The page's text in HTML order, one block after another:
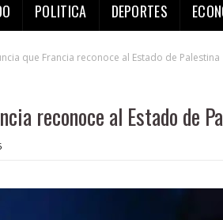
POLITICA DEPORTES
que Francia reconoce al Estado de Palestina
reconoce al Estado de